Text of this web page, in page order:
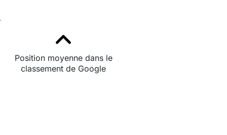
Position moyenne dans le
classement de Google